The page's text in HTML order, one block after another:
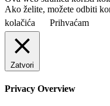
Ako želite, možete odbiti
kolačića
Prihvaćam
Zatvori
Privacy Overview